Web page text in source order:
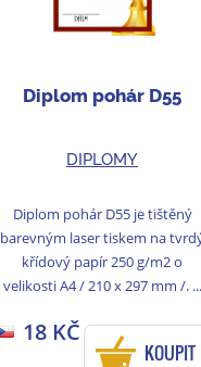
Diplom pohár D55
DIPLOMY
Diplom pohár D55 je tištěný
barevným laser tiskem na
křídový papír 250 g/m2 o
velikosti A4 / 210 x 297 mm /. ...
18 KČ
KOUPIT